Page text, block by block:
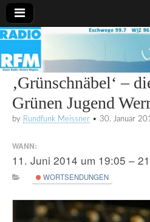
Radio
RFM
‚Grünschnäbel‘ –
Grünen Jugend
by Rundfunk Meissner • 30. Januar
WANN:
11. Juni 2014 um 19:05 –
WORTSENDUNGEN